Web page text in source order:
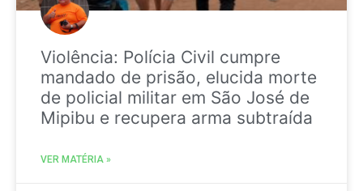
Violência: Polícia Civil cumpre
mandado de prisão, elucida morte
de policial militar em São José de
Mipibu e recupera arma subtraída
VER MATÉRIA »